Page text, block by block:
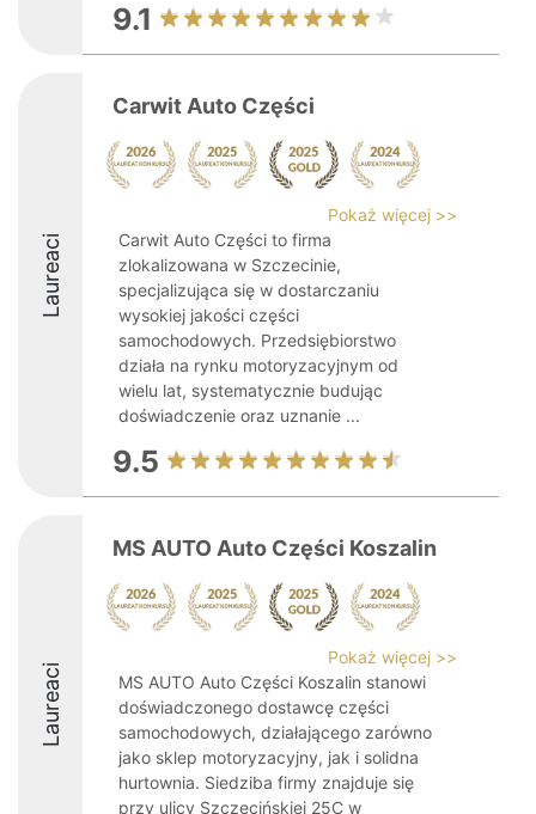
9.1
Laureaci
Carwit Auto Części
Pokaż więcej >>
Carwit Auto Części to firma
zlokalizowana w Szczecinie,
specjalizująca się w dostarczaniu
wysokiej jakości części
samochodowych. Przedsiębiorstwo
działa na rynku motoryzacyjnym od
wielu lat, systematycznie budując
doświadczenie oraz uznanie ...
9.5
Laureaci
MS AUTO Auto Części Koszalin
Pokaż więcej >>
MS AUTO Auto Części Koszalin stanowi
doświadczonego dostawcę części
samochodowych, działającego zarówno
jako sklep motoryzacyjny, jak i solidna
hurtownia. Siedziba firmy znajduje się
przy ulicy Szczecińskiej 25C w